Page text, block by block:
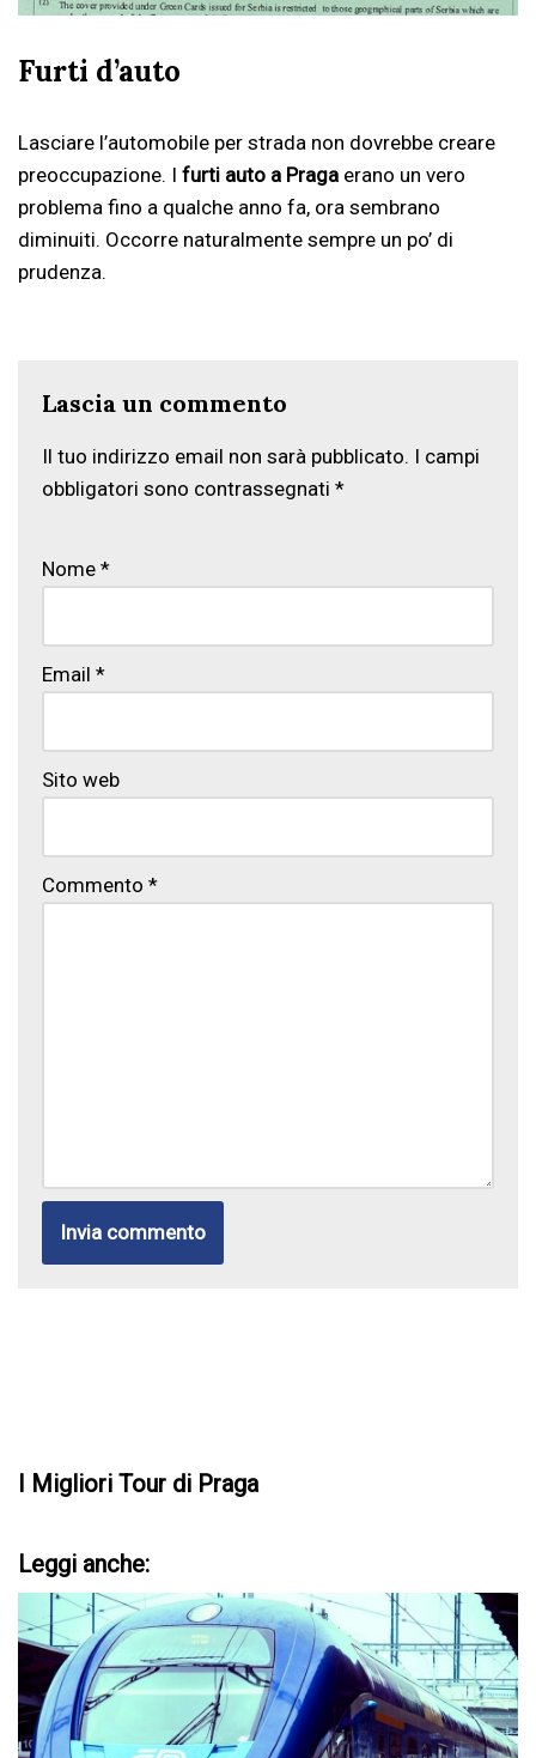
Furti d’auto
Lasciare l’automobile per strada non dovrebbe creare
preoccupazione. I furti auto a Praga erano un vero
problema fino a qualche anno fa, ora sembrano
diminuiti. Occorre naturalmente sempre un po’ di
prudenza.
Lascia un commento
Il tuo indirizzo email non sarà pubblicato. I campi
obbligatori sono contrassegnati *
Nome *
Email *
Sito web
Commento *
I Migliori Tour di Praga
Leggi anche: